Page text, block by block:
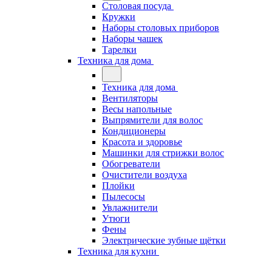
Столовая посуда
Кружки
Наборы столовых приборов
Наборы чашек
Тарелки
Техника для дома
Техника для дома
Вентиляторы
Весы напольные
Выпрямители для волос
Кондиционеры
Красота и здоровье
Машинки для стрижки волос
Обогреватели
Очистители воздуха
Плойки
Пылесосы
Увлажнители
Утюги
Фены
Электрические зубные щётки
Техника для кухни